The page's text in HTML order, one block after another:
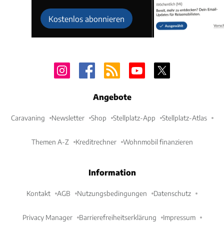
Kostenlos abonnieren
Angebote
Caravaning Newsletter Shop Stellplatz-App Stellplatz-Atlas
Themen A-Z Kreditrechner Wohnmobil finanzieren
Information
Kontakt AGB Nutzungsbedingungen Datenschutz
Privacy Manager Barrierefreiheitserklärung Impressum